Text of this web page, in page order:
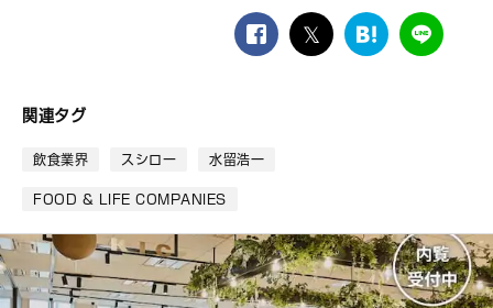
facebook
twitter
は
LINE
関連タグ
飲食業界 スシロー 水留浩一
FOOD & LIFE COMPANIES